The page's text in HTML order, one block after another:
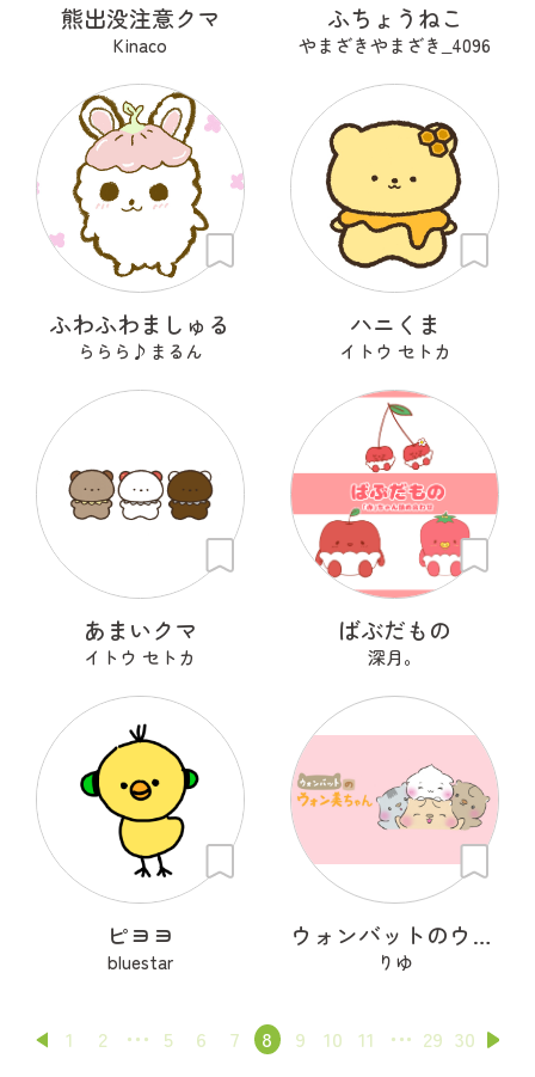
熊出没注意クマ
Kinaco
ふちょうねこ
やまざきやまざき‗4096
ふわふわましゅる
ららら♪まるん
ハニくま
イトウ セトカ
あまいクマ
イトウ セトカ
ばぶだもの
深月。
ピヨヨ
bluestar
ウォンバットのウォン美ちゃん
りゆ
1 2 5 6 7 8 9 10 11 29 30